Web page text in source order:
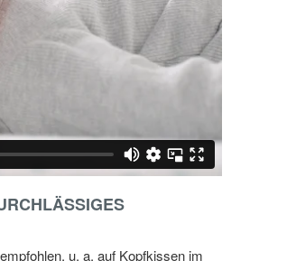
u. a. auf Kopfkissen im